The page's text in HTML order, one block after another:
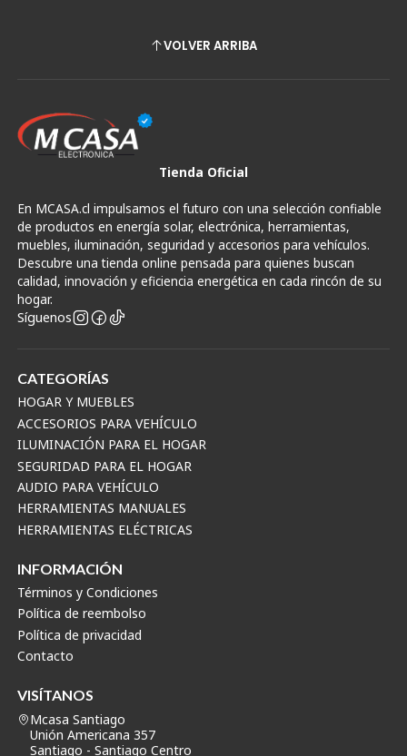
VOLVER ARRIBA
Tienda Oficial
En MCASA.cl impulsamos el futuro con una selección confiable
de productos en energía solar, electrónica, herramientas,
muebles, iluminación, seguridad y accesorios para vehículos.
Descubre una tienda online pensada para quienes buscan
calidad, innovación y eficiencia energética en cada rincón de su
hogar.
Síguenos
CATEGORÍAS
HOGAR Y MUEBLES
ACCESORIOS PARA VEHÍCULO
ILUMINACIÓN PARA EL HOGAR
SEGURIDAD PARA EL HOGAR
AUDIO PARA VEHÍCULO
HERRAMIENTAS MANUALES
HERRAMIENTAS ELÉCTRICAS
INFORMACIÓN
Términos y Condiciones
Política de reembolso
Política de privacidad
Contacto
VISÍTANOS
Mcasa Santiago
Unión Americana 357
Santiago - Santiago Centro